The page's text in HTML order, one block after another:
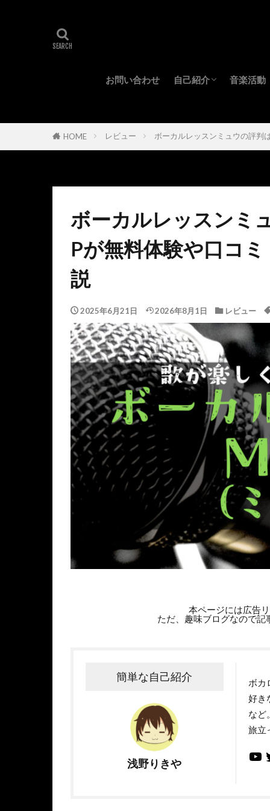
お問い合わせ 自己紹介 音楽活動
HOME レビュー ボーカルレッスンミュウの評判
ボーカルレッスンミ
Pが無料体験や口コ
説
2025年6月21日 2026年8月1日 レビュー
本ページには広告
ただ、趣味ブログなので
簡単な自己紹介
浅野りきや
ボカ
好き
など
旅立